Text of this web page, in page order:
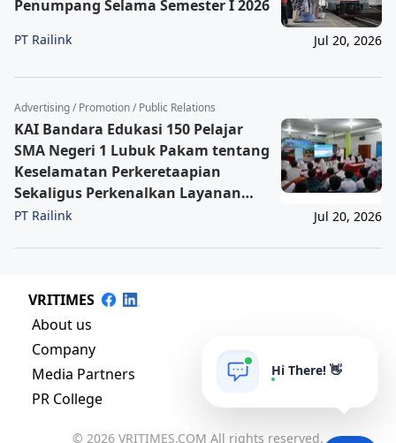
Penumpang Selama Semester I 2026
PT Railink Jul 20, 2026
Advertising / Promotion / Public Relations
KAI Bandara Edukasi 150 Pelajar
SMA Negeri 1 Lubuk Pakam tentang
Keselamatan Perkeretaapian
Sekaligus Perkenalkan Layanan
Baru
PT Railink Jul 20, 2026
VRITIMES
About us
Company
Media Partners
PR College
© 2026 VRITIMES.COM All rights reserved.
Hi There! 👋